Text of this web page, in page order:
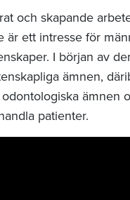
och skapande
är ett intresse för
I början av
ämnen,
ämnen
patienter.